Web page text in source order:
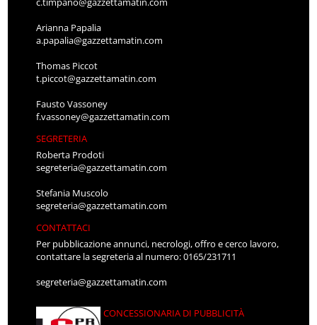
Arianna Papalia
a.papalia@gazzettamatin.com
Thomas Piccot
t.piccot@gazzettamatin.com
Fausto Vassoney
f.vassoney@gazzettamatin.com
SEGRETERIA
Roberta Prodoti
segreteria@gazzettamatin.com
Stefania Muscolo
segreteria@gazzettamatin.com
CONTATTACI
Per pubblicazione annunci, necrologi, offro e cerco lavoro,
contattare la segreteria al numero: 0165/231711
segreteria@gazzettamatin.com
CONCESSIONARIA DI PUBBLICITÀ